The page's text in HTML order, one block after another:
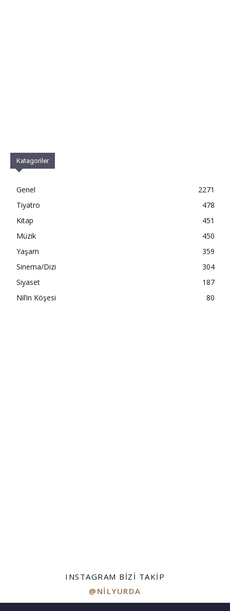
Katagoriler
Genel
2271
Tiyatro
478
Kitap
451
Müzik
450
Yaşam
359
Sinema/Dizi
304
Siyaset
187
Nil’in Köşesi
80
INSTAGRAM BIZI TAKIP
@NILYURDA